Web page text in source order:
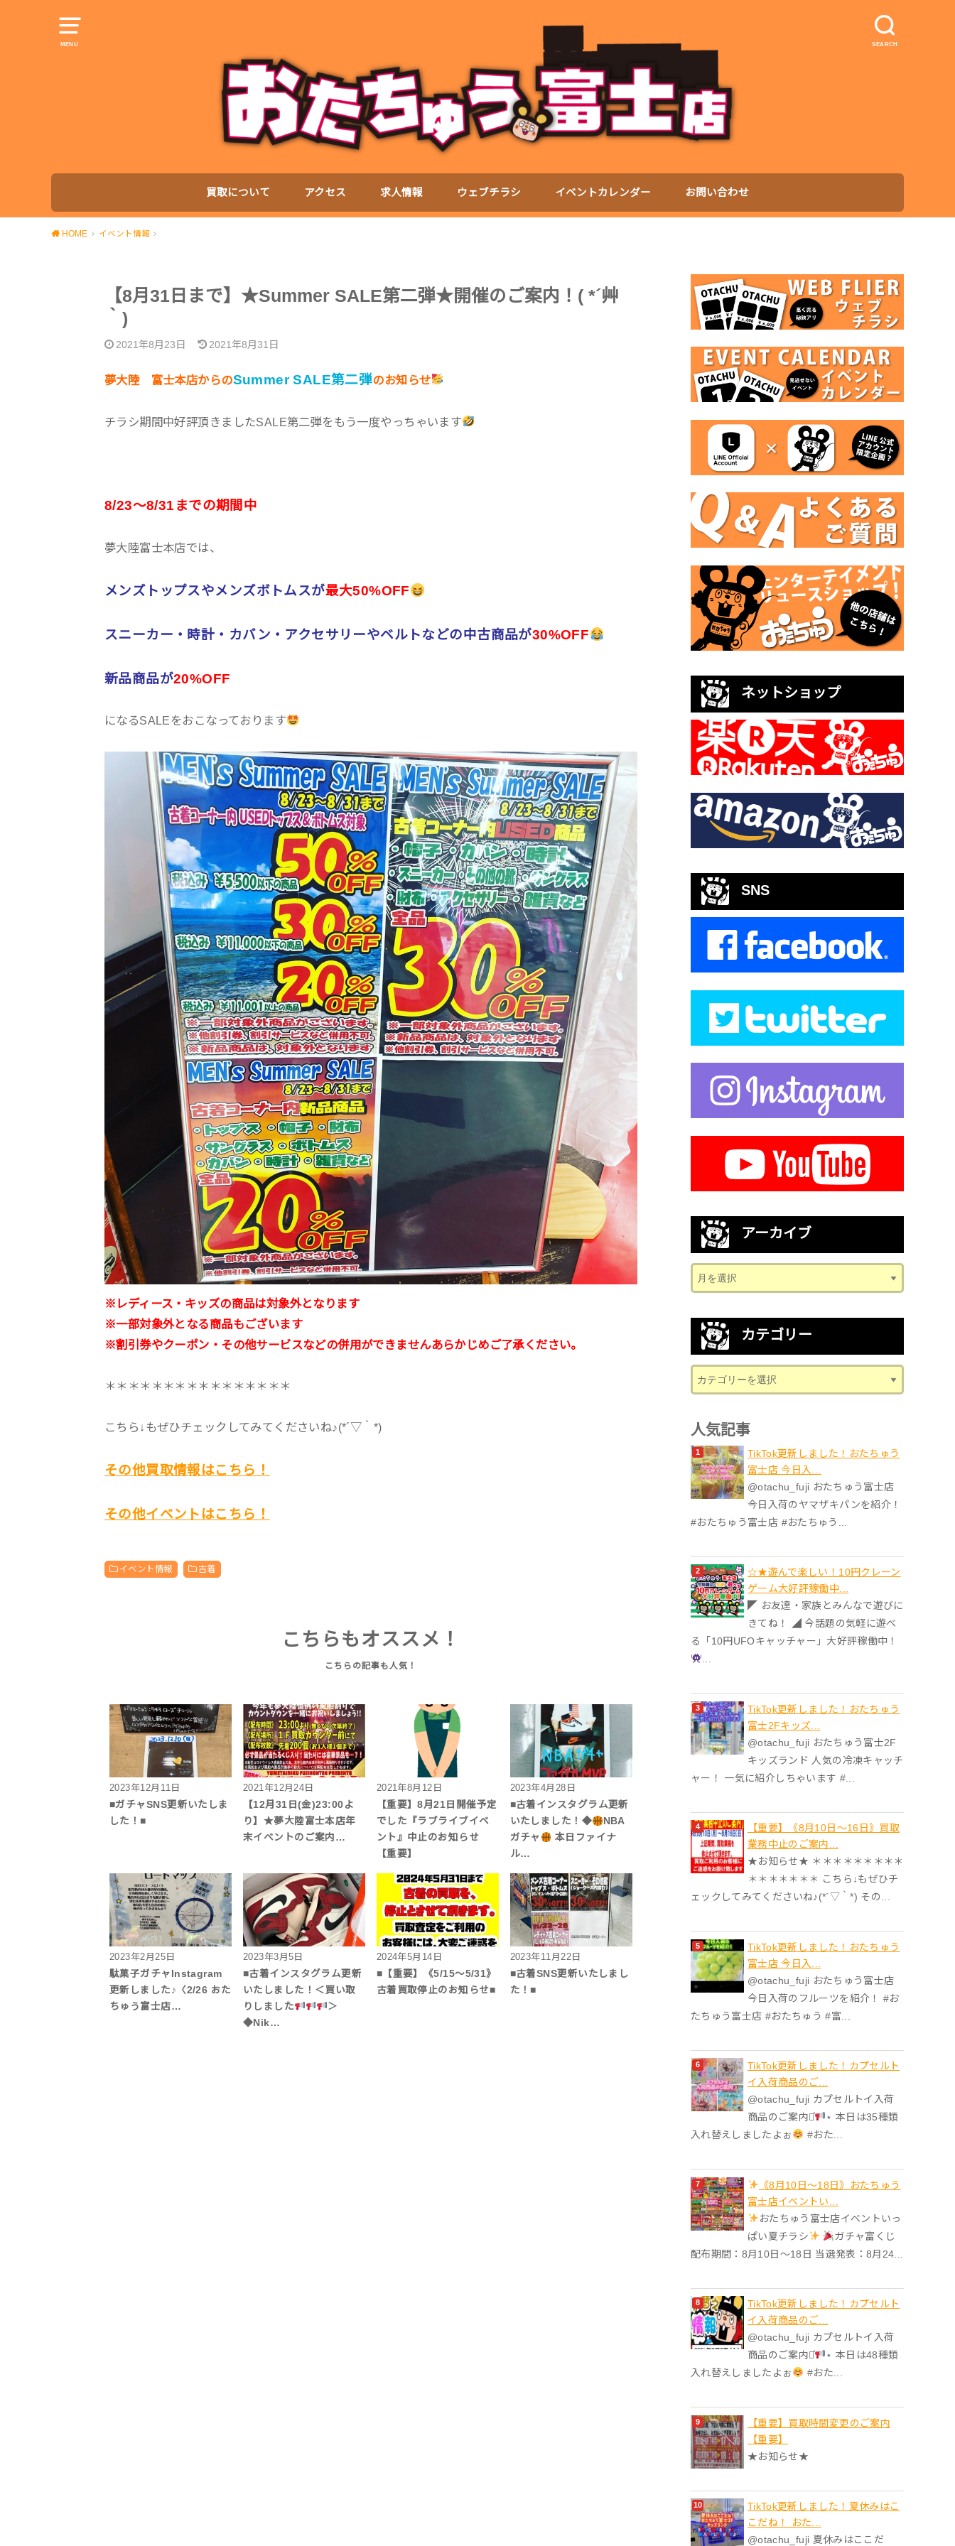
MENU SEARCH
買取について アクセス 求人情報 ウェブチラシ イベントカレンダー お問い合わせ
HOME イベント情報
【8月31日まで】★Summer SALE第二弾★開催のご案内！( *´艸
｀)
2021年8月23日 2021年8月31日
夢大陸 富士本店からのSummer SALE第二弾のお知らせ
チラシ期間中好評頂きましたSALE第二弾をもう一度やっちゃいます
8/23〜8/31までの期間中
夢大陸富士本店では、
メンズトップスやメンズボトムスが最大50%OFF
スニーカー・時計・カバン・アクセサリーやベルトなどの中古商品が30%OFF
新品商品が20%OFF
になるSALEをおこなっております
※レディース・キッズの商品は対象外となります
※一部対象外となる商品もございます
※割引券やクーポン・その他サービスなどの併用ができませんあらかじめご了承ください。
＊＊＊＊＊＊＊＊＊＊＊＊＊＊＊＊
こちら↓もぜひチェックしてみてくださいね♪(*´▽｀*)
その他買取情報はこちら！
その他イベントはこちら！
イベント情報 古着
こちらもオススメ！
2023年12月11日
■ガチャSNS更新いたしま
した！■
2021年12月24日
【12月31日(金)23:00よ
り】★夢大陸富士本店年
末イベントのご案内…
2021年8月12日
【重要】8月21日開催予定
でした『ラブライブイベ
ント』中止のお知らせ
【重要】
2023年4月28日
■古着インスタグラム更新
いたしました！◆
NBA
ガチャ
本日ファイナ
ル…
2023年2月25日
駄菓子ガチャInstagram
更新しました♪〈2/26 おた
ちゅう富士店…
2023年3月5日
■古着インスタグラム更新
いたしました！＜買い取
りしました
＞
◆Nik…
2024年5月14日
■【重要】《5/15～5/31》
古着買取停止のお知らせ■
2023年11月22日
■古着SNS更新いたしまし
た！■
ネットショップ
SNS
アーカイブ
カテゴリー
人気記事
TikTok更新しました！おたちゅう
富士店 今日入...
@otachu_fuji おたちゅう富士店
今日入荷のヤマザキパンを紹介！
#おたちゅう富士店 #おたちゅう...
☆★遊んで楽しい！10円クレーン
ゲーム大好評稼働中...
◤ お友達・家族とみんなで遊びに
きてね！ ◢ 今話題の気軽に遊べ
る「10円UFOキャッチャー」大好評稼働中！
TikTok更新しました！おたちゅう
富士2Fキッズ...
@otachu_fuji おたちゅう富士2F
キッズランド 人気の冷凍キャッチ
ャー！ 一気に紹介しちゃいます #...
【重要】《8月10日～16日》買取
業務中止のご案内...
★お知らせ★ ＊＊＊＊＊＊＊＊＊
＊＊＊＊＊＊＊ こちら↓もぜひチ
ェックしてみてくださいね♪(*´▽｀*) その...
TikTok更新しました！おたちゅう
富士店 今日入...
@otachu_fuji おたちゅう富士店
今日入荷のフルーツを紹介！ #お
たちゅう富士店 #おたちゅう #富...
TikTok更新しました！カプセルト
イ入荷商品のご...
@otachu_fuji カプセルトイ入荷
商品のご案内⋆͛
⋆ 本日は35種類
入れ替えしましたよぉ
#おた...
《8月10日～18日》おたちゅう
富士店イベントい...
おたちゅう富士店イベントいっ
ぱい夏チラシ
ガチャ富くじ
配布期間：8月10日～18日 当選発表：8月24...
TikTok更新しました！カプセルト
イ入荷商品のご...
@otachu_fuji カプセルトイ入荷
商品のご案内⋆͛
⋆ 本日は48種類
入れ替えしましたよぉ
#おた...
【重要】買取時間変更のご案内
【重要】
★お知らせ★
TikTok更新しました！夏休みはこ
こだね！ おた...
@otachu_fuji 夏休みはここだ